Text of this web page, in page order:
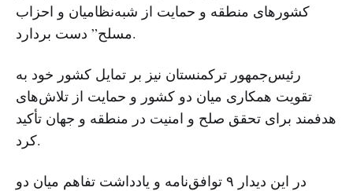
کشورهای منطقه و حمایت از شبه‌نظامیان و احزاب
مسلح” دست بردارد.
رئیس‌جمهور ترکمنستان نیز بر تمایل کشور خود به
تقویت همکاری میان دو کشور و حمایت از تلاش‌های
هدفمند برای تحقق صلح و امنیت در منطقه و جهان تأکید
کرد.
در این دیدار ۹ توافق‌نامه و یادداشت تفاهم میان دو